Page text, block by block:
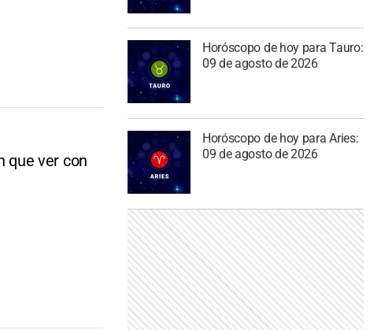
que ver con
Horóscopo de hoy para Tauro:
09 de agosto de 2026
Horóscopo de hoy para Aries:
09 de agosto de 2026